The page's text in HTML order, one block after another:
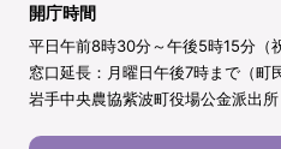
開庁時間
平日午前8時30分～午後5時15分（
窓口延長：月曜日午後7時まで（町
岩手中央農協紫波町役場公金派出